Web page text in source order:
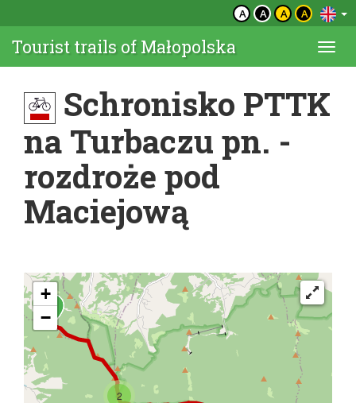
A A A A
Tourist trails of Małopolska
Schronisko PTTK
na Turbaczu pn. -
rozdroże pod
Maciejową
2
+
−